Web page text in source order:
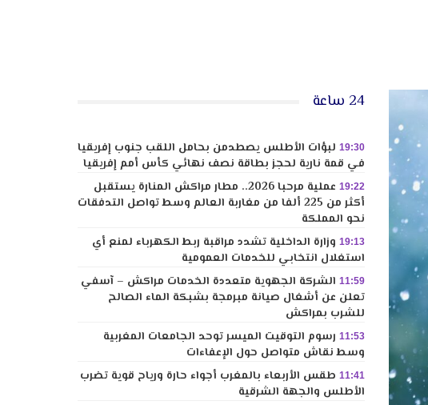
24 ساعة
19:30 لبؤات الأطلس يصطدمن بحامل اللقب جنوب إفريقيا
في قمة نارية لحجز بطاقة نصف نهائي كأس أمم إفريقيا
19:22
عملية مرحبا 2026.. مطار مراكش المنارة يستقبل
أكثر من 225 ألفا من مغاربة العالم وسط تواصل التدفقات
نحو المملكة
19:13 وزارة الداخلية تشدد مراقبة ربط الكهرباء لمنع أي
استغلال انتخابي للخدمات العمومية
11:59 الشركة الجهوية متعددة الخدمات مراكش – آسفي
تعلن عن أشغال صيانة مبرمجة بشبكة الماء الصالح
للشرب بمراكش
11:53 رسوم التوقيت الميسر توحد الجامعات المغربية
وسط نقاش متواصل حول الإعفاءات
11:41 طقس الأربعاء بالمغرب أجواء حارة ورياح قوية تضرب
الأطلس والجهة الشرقية